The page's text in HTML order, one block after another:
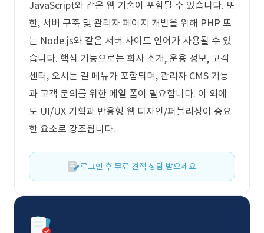
JavaScript와 같은 웹 기술이 포함될 수 있습니다. 또
한, 서버 구축 및 관리자 페이지 개발을 위해 PHP 또
는 Node.js와 같은 서버 사이드 언어가 사용될 수 있
습니다. 핵심 기능으로는 회사 소개, 운용 정보, 고객
센터, 오시는 길 메뉴가 포함되며, 관리자 CMS 기능
과 고객 문의를 위한 메일 폼이 필요합니다. 이 외에
도 UI/UX 기획과 반응형 웹 디자인/퍼블리싱이 중요
한 요소로 강조됩니다.
로그인 후 무료 견적 상담 받으세요.